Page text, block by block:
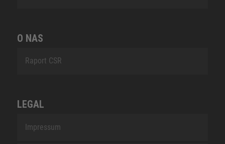
O NAS
Raport CSR
LEGAL
Impressum